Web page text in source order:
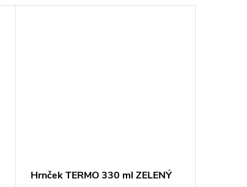
Hrnček TERMO 330 ml ZELENÝ